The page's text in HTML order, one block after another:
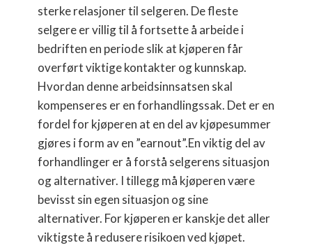
sterke relasjoner til selgeren. De fleste
selgere er villig til å fortsette å arbeide i
bedriften en periode slik at kjøperen får
overført viktige kontakter og kunnskap.
Hvordan denne arbeidsinnsatsen skal
kompenseres er en forhandlingssak. Det er en
fordel for kjøperen at en del av kjøpesummer
gjøres i form av en ”earnout”.En viktig del av
forhandlinger er å forstå selgerens situasjon
og alternativer. I tillegg må kjøperen være
bevisst sin egen situasjon og sine
alternativer. For kjøperen er kanskje det aller
viktigste å redusere risikoen ved kjøpet.